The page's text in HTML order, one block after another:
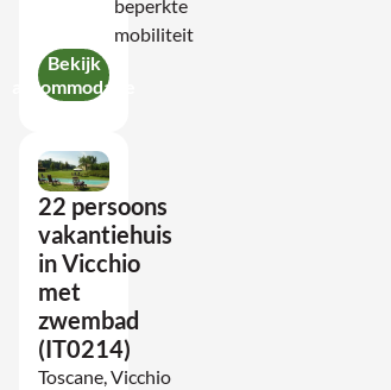
beperkte
mobiliteit
Bekijk
accommodatie
22 persoons
vakantiehuis
in Vicchio
met
zwembad
(IT0214)
Toscane, Vicchio